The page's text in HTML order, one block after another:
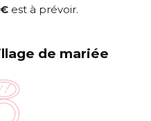
est à prévoir.
de mariée